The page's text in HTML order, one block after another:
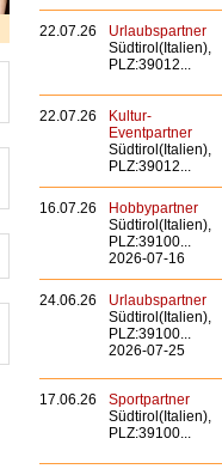
22.07.26
Urlaubspartner
Südtirol(Italien),
PLZ:39012...
22.07.26
Kultur-
Eventpartner
Südtirol(Italien),
PLZ:39012...
16.07.26
Hobbypartner
Südtirol(Italien),
PLZ:39100...
2026-07-16
24.06.26
Urlaubspartner
Südtirol(Italien),
PLZ:39100...
2026-07-25
17.06.26
Sportpartner
Südtirol(Italien),
PLZ:39100...